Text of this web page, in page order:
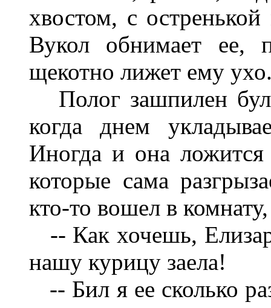
хвостом, с
Вукол обнимает ее,
щекотно лижет ему
Полог зашпилен
когда днем
Иногда и она
которые сама
кто-то вошел в
-- Как хочешь,
нашу курицу заела!
-- Бил я ее сколько